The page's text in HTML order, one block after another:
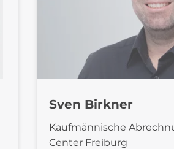
Sven Birkner
Kaufmännische
Center Freiburg